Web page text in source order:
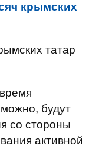
крымских
татар
будут
со стороны
активной